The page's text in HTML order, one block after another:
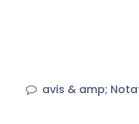
avis & amp;